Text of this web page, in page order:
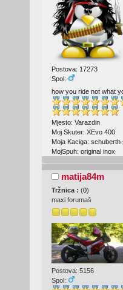
Postova: 17273
Spol:
how you ride not what
Mjesto: Varazdin
Moj Skuter: XEvo 400
Moja Kaciga: schuberth
MojSpuh: original inox
matija84m
Tržnica : (0)
maxi forumaš
Postova: 5156
Spol: